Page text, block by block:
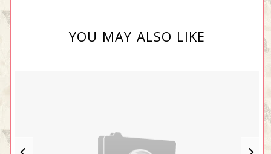
YOU MAY ALSO LIKE